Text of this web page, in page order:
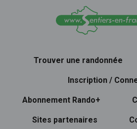
Trouver une randonnée
Inscription /
Abonnement Rando+
Sites partenaires